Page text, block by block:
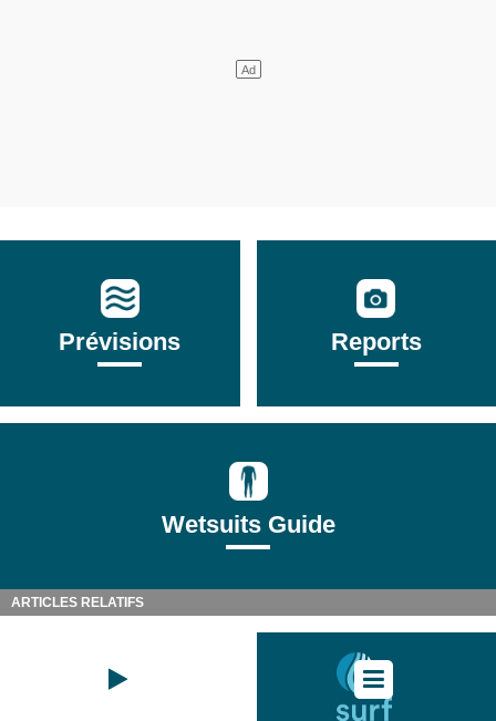
Prévisions Reports
Wetsuits Guide
ARTICLES RELATIFS